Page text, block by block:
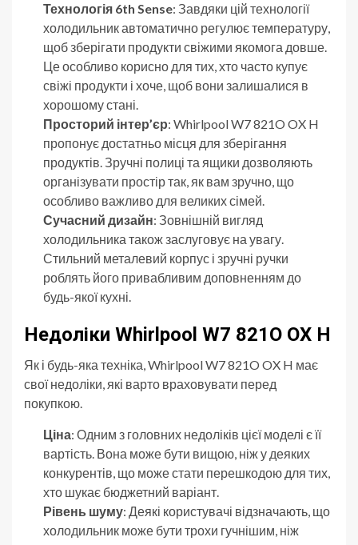
Технологія 6th Sense: Завдяки цій технології
холодильник автоматично регулює температуру,
щоб зберігати продукти свіжими якомога довше.
Це особливо корисно для тих, хто часто купує
свіжі продукти і хоче, щоб вони залишалися в
хорошому стані.
Просторий інтер’єр: Whirlpool W7 821O OX H
пропонує достатньо місця для зберігання
продуктів. Зручні полиці та ящики дозволяють
організувати простір так, як вам зручно, що
особливо важливо для великих сімей.
Сучасний дизайн: Зовнішній вигляд
холодильника також заслуговує на увагу.
Стильний металевий корпус і зручні ручки
роблять його привабливим доповненням до
будь-якої кухні.
Недоліки Whirlpool W7 821O OX H
Як і будь-яка техніка, Whirlpool W7 821O OX H має
свої недоліки, які варто враховувати перед
покупкою.
Ціна: Одним з головних недоліків цієї моделі є її
вартість. Вона може бути вищою, ніж у деяких
конкурентів, що може стати перешкодою для тих,
хто шукає бюджетний варіант.
Рівень шуму: Деякі користувачі відзначають, що
холодильник може бути трохи гучнішим, ніж